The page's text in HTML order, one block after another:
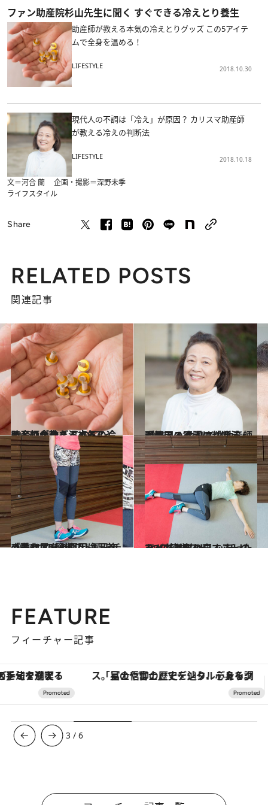
ファン助産院杉山先生に聞く すぐできる冷えとり養生
助産師が教える本気の冷えとりグッズ この5アイテ
ムで全身を温める！
LIFESTYLE 2018.10.30
現代人の不調は「冷え」が原因？ カリスマ助産師
が教える冷えの判断法
LIFESTYLE 2018.10.18
文＝河合 蘭 企画・撮影＝深野未季
ライフスタイル
Share
RELATED POSTS
関連記事
2018.10.30
助産師が教える本気の冷えとりグッズ この5アイテムで全身を温める！
ライフスタイル 2018.10.18
現代人の不調は「冷え」が原因？ カリスマ助産師が教える冷えの判断法
ライフスタイル
2017.4.16
「垂れ尻」の原因は足首の動きにあった！ 毎日できる4つの簡単ストレッチ
ライフスタイル 2017.5.14
あったはずのウエストのくびれを取り戻す たった3つの簡単ストレッチ！
ライフスタイル
FEATURE
フィーチャー記事
「星のや富士」でデジタルデトックス。冨士信仰の歴史を辿り、心身を調える。
3 /6